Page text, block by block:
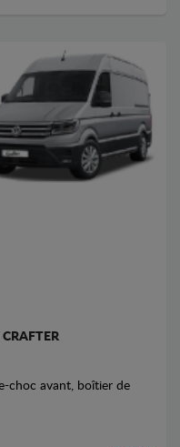
choc avant, boîtier de